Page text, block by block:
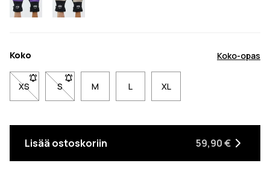
Koko Koko-opas
XS- Koko XS ei ole saatavilla. Napsauta saadaksesi
S- Koko S ei ole saatavilla. Napsauta saadaksesi
M L XL
Lisää ostoskoriin 59,90 €